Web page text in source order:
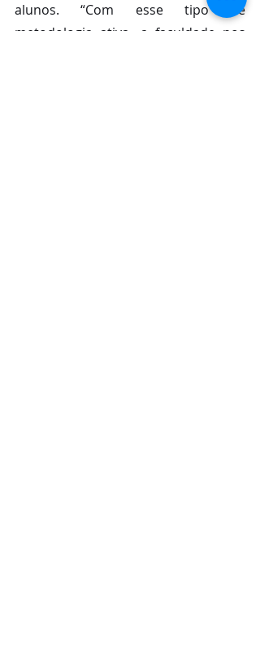
alunos. “Com esse tipo de
metodologia ativa, a faculdade nos